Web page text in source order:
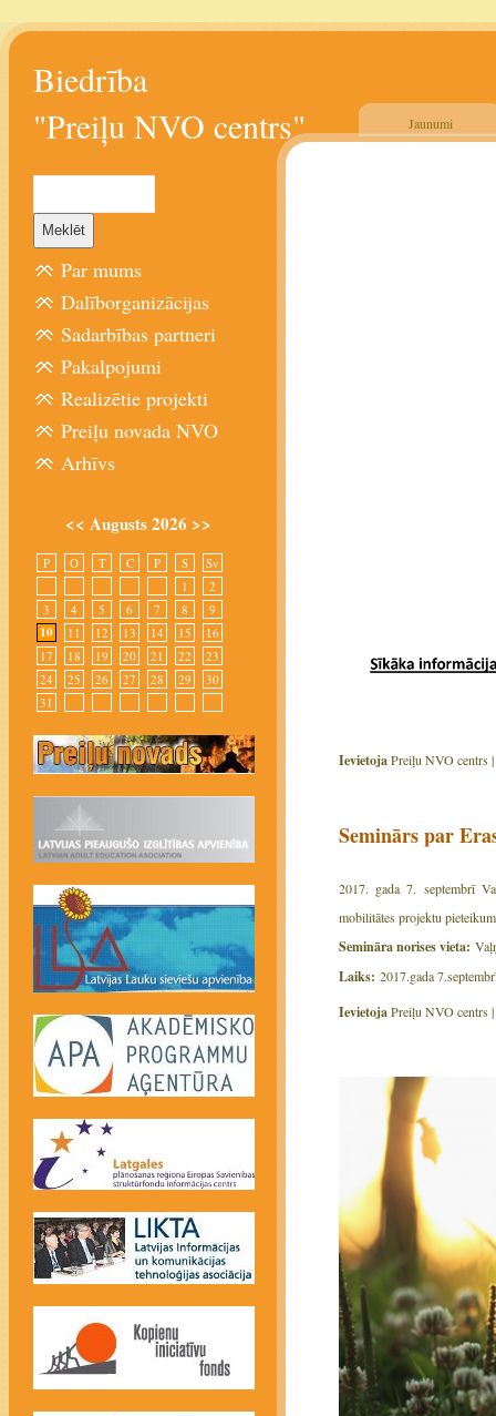
Biedrība
"Preiļu NVO centrs"
Jaunumi
IevietojaPreiļu NVO centrs |
Seminārs par
2017. gada 7. septembrī
mobilitātes projektu
Semināra norises vieta:
Laiks: 2017.gada
IevietojaPreiļu NVO centrs |
Par mums
Dalīborganizācijas
Sadarbības partneri
Pakalpojumi
Realizētie projekti
Preiļu novada NVO
Arhīvs
<< Augusts 2026 >>
P O T C P S
Sv
1
2
3
4 5 6 7 8 9
10 11 12 13 14 15
16
17
18 19 20 21 22
23
24
25 26 27 28 29
30
31